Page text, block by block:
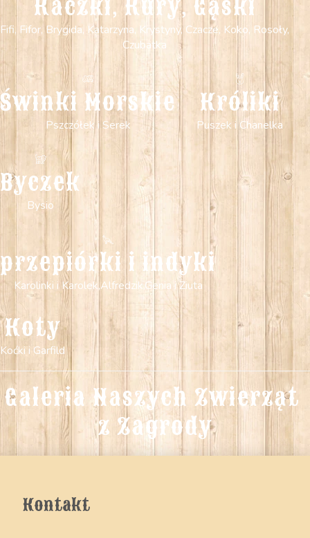
Kaczki, Kury, Gąski
Fifi, Fifor, Brygida, Katarzyna, Krystyny, Czacze, Koko, Rosoły,
Czubatka
Świnki Morskie
Pszczółek i Serek
Króliki
Puszek i Chanelka
Byczek
Bysio
przepiórki i indyki
Karolinki i Karolek,Alfredzik,Genia i Ziuta
Koty
Koćki i Garfild
Galeria Naszych Zwierząt
z Zagrody
Kontakt